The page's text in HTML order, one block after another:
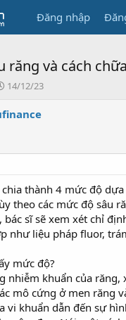
Đăng nhập
răng và cách
N
à
14/12/23
thành 4 mức độ
theo các mức độ sâu
sĩ sẽ xem xét chỉ
như liệu pháp fluor,
mức độ?
nhiễm khuẩn của răng,
mô cứng ở men răng
vi khuẩn dẫn đến sự